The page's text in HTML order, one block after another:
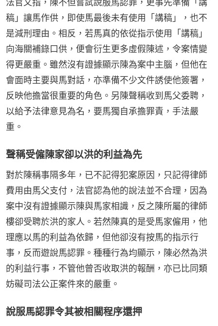
法官又指，陳不但嘗試說服馬認罪，更事先準備「講
稿」讓馬作供，即使馬最後未有使用「講稿」，也不
是減刑理由。相反，若馬真的依從指示使用「講稿」
向海關補錄口供，便會衍生更多虛假陳述，令案情變
得更嚴重。雖然沒有證據顯示陳為案中主腦，但他在
會面時主要與馬對話，亦準備不少文件誘使他簽署，
反映他擔當很重要的角色。另陳聲稱收到馬父委聘，
以給予法律意見為名，要馬獨自承擔罪責，手法嚴
重。
聲稱受僱陳家卻以洪的利益為先
對於陳稱事隔多年，已不記得犯案原因，只記得律師
費用由馬父支付，法官認為他的說法並不合理，因為
案中沒有證據顯示陳與馬家相識，反之陳所屬的律師
樓卻受聘於洪的家人。若然陳真的是受馬家僱用，他
理應以馬的利益為依歸，但他卻沒有按馬的指示行
事，反而遊說馬認罪。種種行為均顯示，陳必然為洪
的利益行事，不管他曾否收取洪的報酬，亦已比同類
妨礙司法公正案件來的嚴重。
說服馬認罪令其被相關程序還押